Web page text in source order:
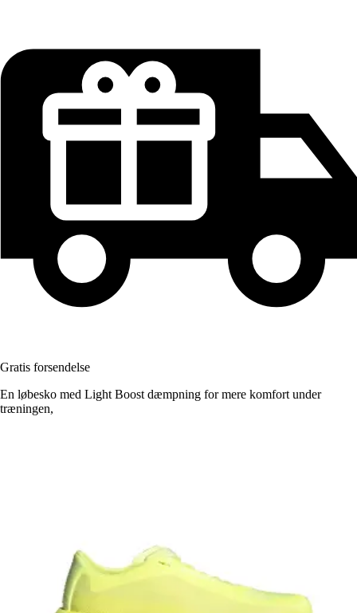
Gratis forsendelse
En løbesko med Light Boost dæmpning for mere komfort under
træningen,